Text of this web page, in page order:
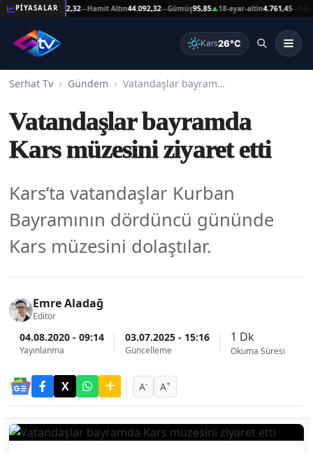
PİYASALAR
Altın44.092,32 —Hamit Altın44.092,32—Gümüş95,85▲18-ayar-altin4.761,45—14-
Kars26°C
Serhat Tv Gündem Vatandaşlar bayramda Kars müzesini ziyaret etti
Vatandaşlar bayramda
Kars müzesini ziyaret etti
Kars’ta vatandaşlar Kurban
Bayramının dördüncü gününde
Kars müzesini dolaştılar.
Emre Aladağ
Editör
04.08.2020 - 09:14
Yayınlanma
03.07.2025 - 15:16
Güncelleme
1 Dk
Okuma Süresi
A- A+